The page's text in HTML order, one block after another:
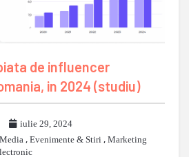
de influencer
in 2024 (studiu)
iulie 29, 2024
, Evenimente & Stiri , Marketing